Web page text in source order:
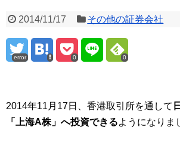
2014/11/17 その他の証券会社
error 0 0
2014年11月17日、香港取引所を通して
「上海A株」へ投資できるようになりま